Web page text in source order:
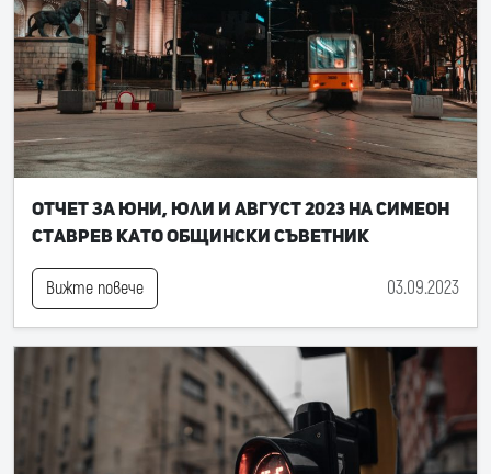
Отчет за юни, юли и август 2023 на Симеон
Ставрев като общински съветник
Вижте повече 03.09.2023